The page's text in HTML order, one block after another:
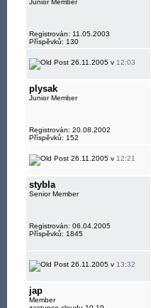
Junior Member
Registrován: 11.05.2003
Příspěvků: 130
26.11.2005 v 12:03
plysak
Junior Member
Registrován: 20.08.2002
Příspěvků: 152
26.11.2005 v 12:21
stybla
Senior Member
Registrován: 06.04.2005
Příspěvků: 1845
26.11.2005 v 13:32
jap
Member